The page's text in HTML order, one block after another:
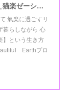
抜針与楽＿＿【ねこ処】＿＿猫楽ゼーションHome☆
氣楽に過ごすリ
暮らしながら 心
】という生き方
Earthプロ